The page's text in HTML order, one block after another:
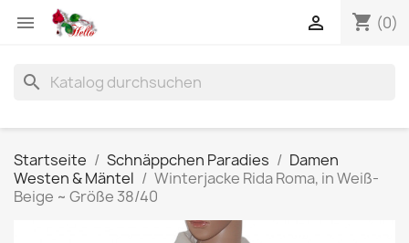
 shopping_cart (0)

search
Startseite Schnäppchen Paradies
Damen
Westen & Mäntel
Winterjacke Rida Roma, in Weiß-
Beige ~ Größe 38/40